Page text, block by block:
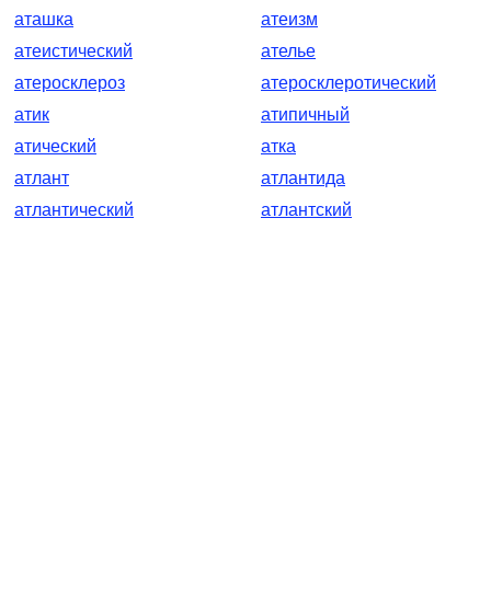
аташка
атеизм
атеистический
ателье
атеросклероз
атеросклеротический
атик
атипичный
атический
атка
атлант
атлантида
атлантический
атлантский